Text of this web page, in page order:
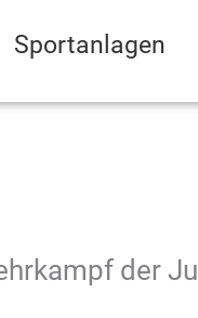
Sportanlagen
der